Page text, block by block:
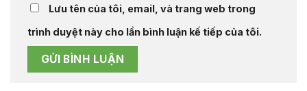
Lưu tên của tôi, email, và trang web trong
trình duyệt này cho lần bình luận kế tiếp của tôi.